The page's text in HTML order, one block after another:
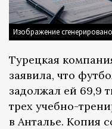
Изображение
Турецкая
заявила, что
задолжал ей 69,9
трех учебно-
в Анталье. Копия